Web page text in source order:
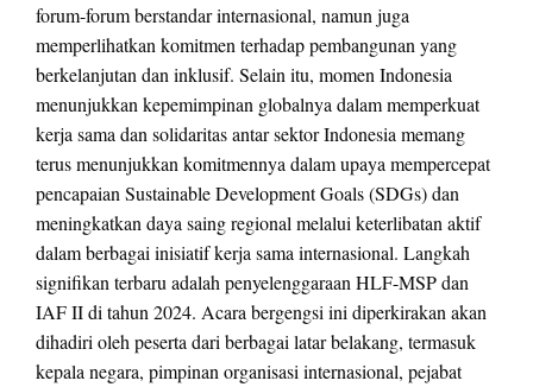
forum-forum berstandar internasional, namun juga
memperlihatkan komitmen terhadap pembangunan yang
berkelanjutan dan inklusif. Selain itu, momen Indonesia
menunjukkan kepemimpinan globalnya dalam memperkuat
kerja sama dan solidaritas antar sektor Indonesia memang
terus menunjukkan komitmennya dalam upaya mempercepat
pencapaian Sustainable Development Goals (SDGs) dan
meningkatkan daya saing regional melalui keterlibatan aktif
dalam berbagai inisiatif kerja sama internasional. Langkah
signifikan terbaru adalah penyelenggaraan HLF-MSP dan
IAF II di tahun 2024. Acara bergengsi ini diperkirakan akan
dihadiri oleh peserta dari berbagai latar belakang, termasuk
kepala negara, pimpinan organisasi internasional, pejabat